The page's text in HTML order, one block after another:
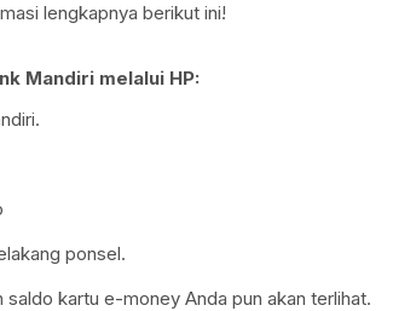
lengkapnya berikut ini!
Mandiri melalui HP:
ponsel.
saldo kartu e-money Anda pun akan terlihat.